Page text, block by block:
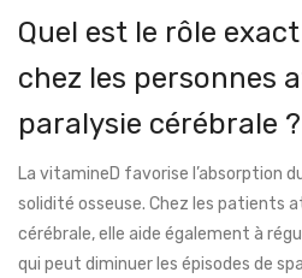
Quel est le rôle
chez les personnes
paralysie cérébrale ?
La vitamineD favorise l’absorption
solidité osseuse. Chez les patients
cérébrale, elle aide également à
qui peut diminuer les épisodes de